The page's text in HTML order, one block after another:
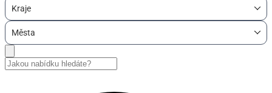
Kraje
Města